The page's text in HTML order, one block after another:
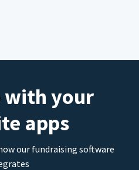
with your
apps
our fundraising software